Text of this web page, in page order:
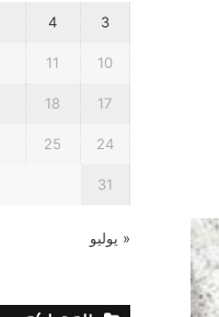
3
4
10
11
17
18
24
25
31
« يوليو